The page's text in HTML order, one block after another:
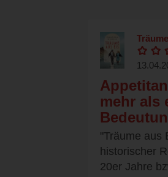
mehr als
"Träume aus
historischer
20er Jahre